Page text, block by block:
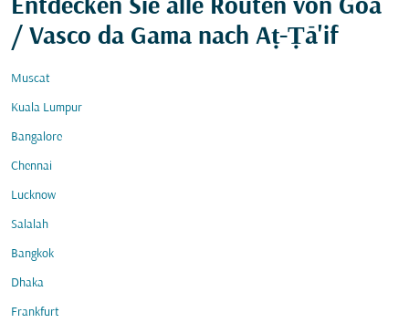
Entdecken Sie alle Routen von Goa
/ Vasco da Gama nach Aṭ-Ṭā'if
Muscat
Kuala Lumpur
Bangalore
Chennai
Lucknow
Salalah
Bangkok
Dhaka
Frankfurt